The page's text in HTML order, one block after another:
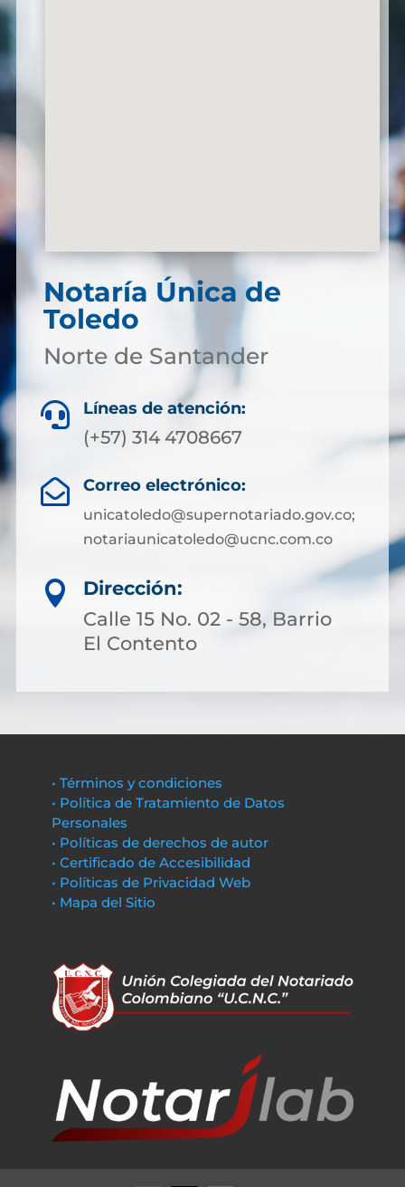
Notaría Única de
Toledo
Norte de Santander
 Líneas de atención:
(+57) 314 4708667
 Correo electrónico:
unicatoledo@supernotariado.gov.co;
notariaunicatoledo@ucnc.com.co

Dirección:
Calle 15 No. 02 - 58, Barrio
El Contento
• Términos y condiciones
• Política de Tratamiento de Datos
Personales
• Políticas de derechos de autor
• Certificado de Accesibilidad
• Políticas de Privacidad Web
• Mapa del Sitio